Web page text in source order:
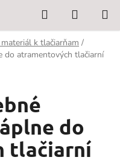
Hľadať
KOŠÍK
k tlačiarňam /
do atramentových tlačiarní
do
tlačiarní